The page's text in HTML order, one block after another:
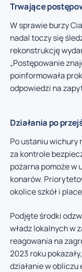
Trwające
W sprawie burzy
nadal toczy się
rekonstrukcję
„Postępowanie
poinformowała
odpowiedzi na
Działania po
Po ustaniu wichury
za kontrole
pożarna pomoże w
konarów.
okolice szkół i
Podjęte środki
władz lokalnych w
reagowania na
2023 roku
działanie w